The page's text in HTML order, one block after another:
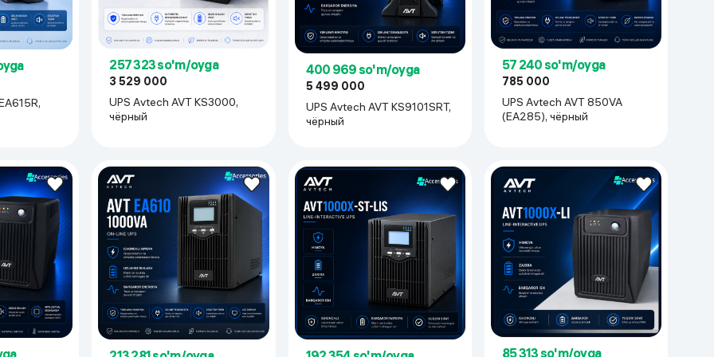
Kameralar
257 323 so'm/oyga
3 529 000
UPS Avtech AVT KS3000,
чёрный
400 969 so'm/oyga
5 499 000
UPS Avtech AVT KS9101SRT,
чёрный
57 240 so'm/oyga
785 000
UPS Avtech AVT 850VA
(EA285), чёрный
85 313 so'm/oyga